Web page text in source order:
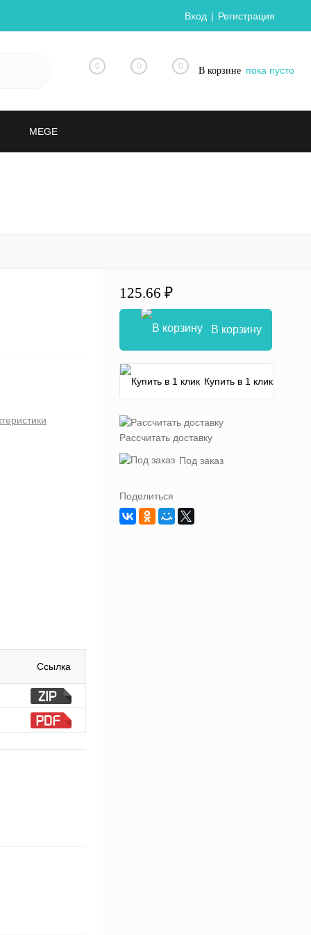
Вход Регистрация
0 0 0 В корзине пока пусто
MEGE
Ссылка
125.66 ₽
В корзину
Купить в 1 клик
Рассчитать доставку
Под заказ
Поделиться